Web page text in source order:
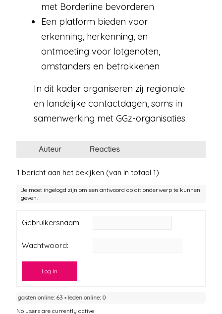
met Borderline bevorderen
Een platform bieden voor
erkenning, herkenning, en
ontmoeting voor lotgenoten,
omstanders en betrokkenen
In dit kader organiseren zij regionale
en landelijke contactdagen, soms in
samenwerking met GGz-organisaties.
Auteur Reacties
1 bericht aan het bekijken (van in totaal 1)
Je moet ingelogd zijn om een antwoord op dit onderwerp te kunnen
geven.
Gebruikersnaam:
Wachtwoord:
Log In
gasten online: 63 ▪︎ leden online: 0
No users are currently active